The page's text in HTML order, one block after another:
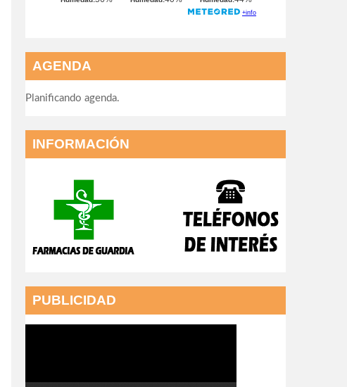
AGENDA
Planificando agenda.
INFORMACIÓN
PUBLICIDAD